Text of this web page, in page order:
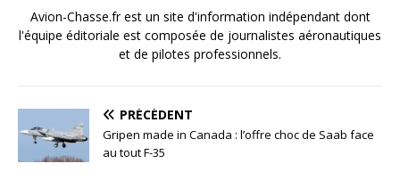
Avion-Chasse.fr est un site d'information indépendant dont
l'équipe éditoriale est composée de journalistes aéronautiques
et de pilotes professionnels.
PRÉCÉDENT
Gripen made in Canada : l’offre choc de Saab face
au tout F-35